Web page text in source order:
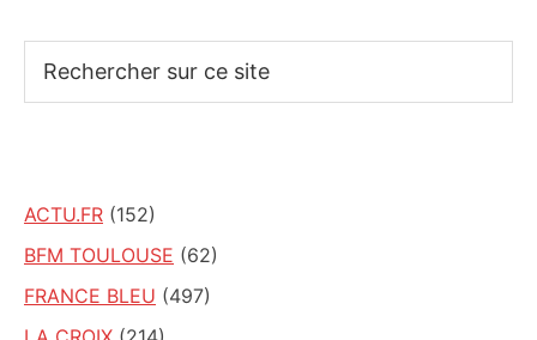
sur
ACTU.FR (152)
BFM TOULOUSE (62)
FRANCE BLEU (497)